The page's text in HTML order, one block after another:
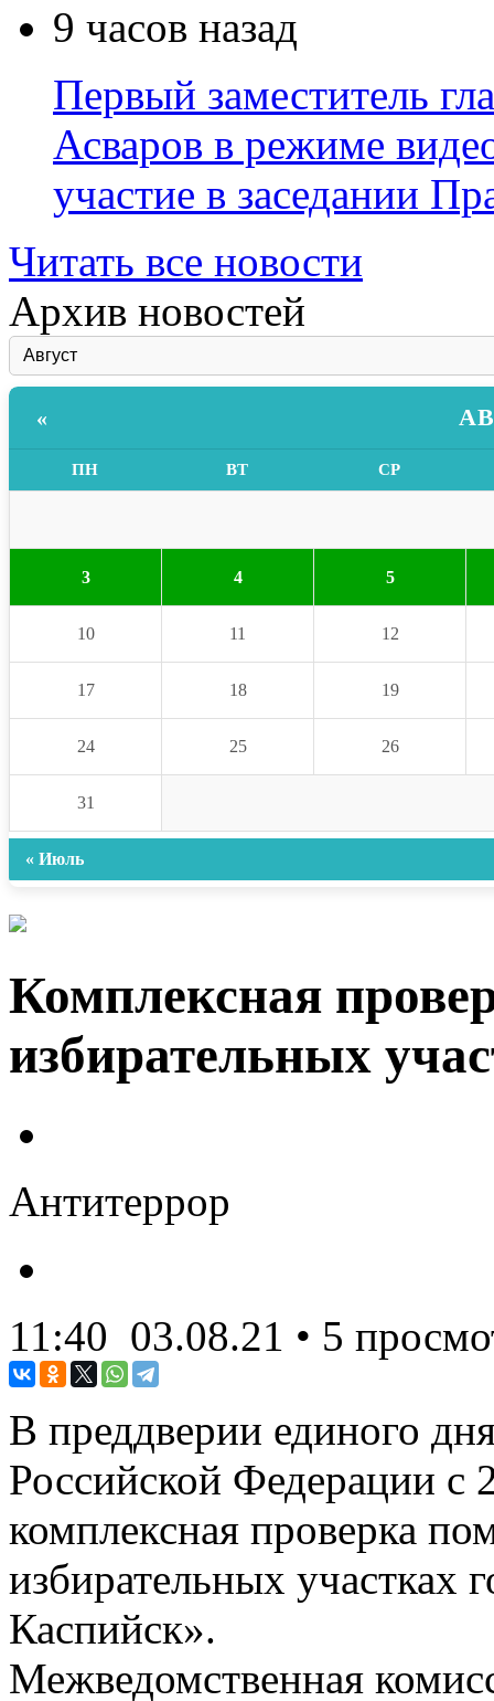
9 часов назад
Первый заместитель
Асваров в режиме
участие в заседании
Читать все новости
Архив новостей
«
ПН ВТ СР
3 4 5
10 11 12
17 18 19
24 25 26
31
« Июль
Комплексная
избирательных
Антитеррор
11:40 03.08.21 • 5
В преддверии единого
Российской Федерации с
комплексная проверка
избирательных участках
Каспийск».
Межведомственная